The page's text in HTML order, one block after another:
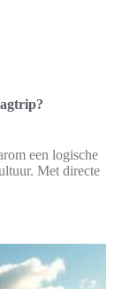
een logische
Met directe